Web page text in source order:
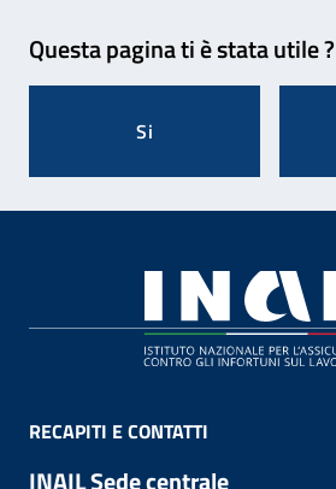
Questa pagina ti è stata utile ?
Si
RECAPITI E CONTATTI
INAIL Sede centrale